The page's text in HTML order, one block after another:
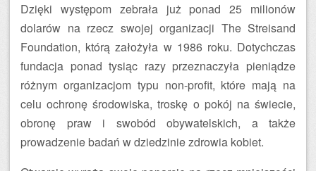
Dzięki występom zebrała już ponad 25 milionów
dolarów na rzecz swojej organizacji The Streisand
Foundation, którą założyła w 1986 roku. Dotychczas
fundacja ponad tysiąc razy przeznaczyła pieniądze
różnym organizacjom typu non-profit, które mają na
celu ochronę środowiska, troskę o pokój na świecie,
obronę praw i swobód obywatelskich, a także
prowadzenie badań w dziedzinie zdrowia kobiet.